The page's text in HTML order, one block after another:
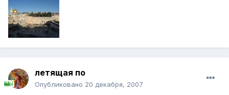
летящая по
Опубликовано 20 декабря, 2007